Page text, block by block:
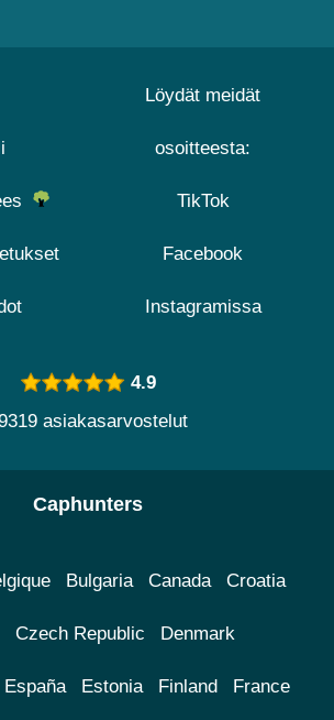
Löydät meidät
osoitteesta:
TikTok
Facebook
Instagramissa
4.9
asiakasarvostelut
Caphunters
Bulgaria Canada Croatia
Czech Republic Denmark
España Estonia Finland France